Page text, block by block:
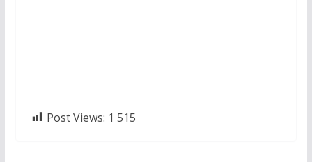
Post Views: 1 515